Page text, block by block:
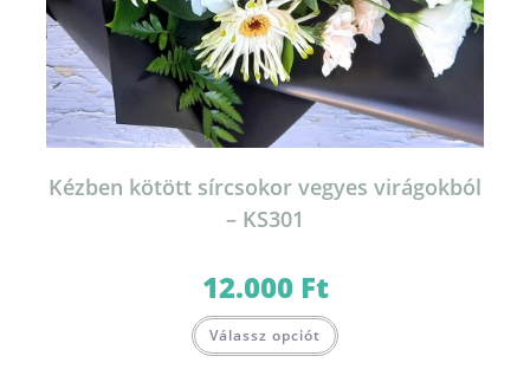
Kézben kötött sírcsokor vegyes virágokból
– KS301
12.000 Ft
Válassz opciót